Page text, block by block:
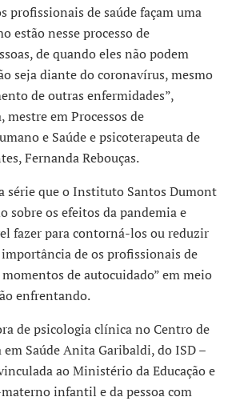
profissionais de saúde façam uma
estão nesse processo de
de quando eles não podem
seja diante do coronavírus, mesmo
de outras enfermidades”,
mestre em Processos de
e Saúde e psicoterapeuta de
Fernanda Rebouças.
série que o Instituto Santos Dumont
sobre os efeitos da pandemia e
fazer para contorná-los ou reduzir
de os profissionais de
de autocuidado” em meio
enfrentando.
de psicologia clínica no Centro de
em Saúde Anita Garibaldi, do ISD –
ao Ministério da Educação e
infantil e da pessoa com